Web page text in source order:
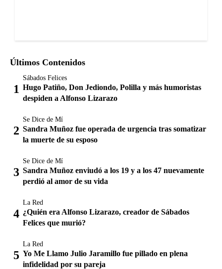
Últimos Contenidos
Sábados Felices
Hugo Patiño, Don Jediondo, Polilla y más humoristas
despiden a Alfonso Lizarazo
Se Dice de Mí
Sandra Muñoz fue operada de urgencia tras somatizar
la muerte de su esposo
Se Dice de Mí
Sandra Muñoz enviudó a los 19 y a los 47 nuevamente
perdió al amor de su vida
La Red
¿Quién era Alfonso Lizarazo, creador de Sábados
Felices que murió?
La Red
Yo Me Llamo Julio Jaramillo fue pillado en plena
infidelidad por su pareja